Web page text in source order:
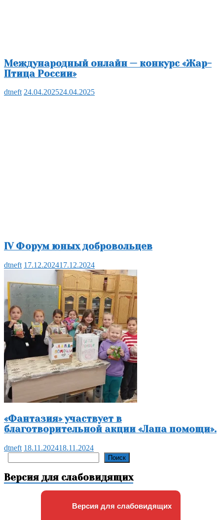
Международный онлайн — конкурс «Жар-
Птица России»
dtneft 24.04.202524.04.2025
IV Форум юных добровольцев
dtneft 17.12.202417.12.2024
«Фантазия» участвует в
благотворительной акции «Лапа помощи».
dtneft 18.11.202418.11.2024
Поиск
Версия для слабовидящих
Версия для слабовидящих